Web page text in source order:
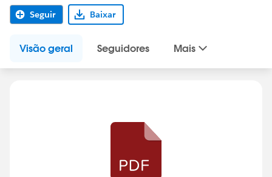
Seguir Baixar
Visão geral Seguidores Mais